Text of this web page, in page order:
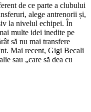
de ce parte a clubului
alege antrenorii și,
la nivelul echipei. În
multe idei inedite pe
să nu mai transfere
Mai recent, Gigi Becali
sau „care să dea cu